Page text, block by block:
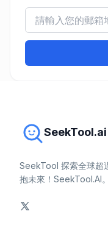
SeekTool.ai
SeekTool 探索全球超
抱未來！SeekTool.AI。